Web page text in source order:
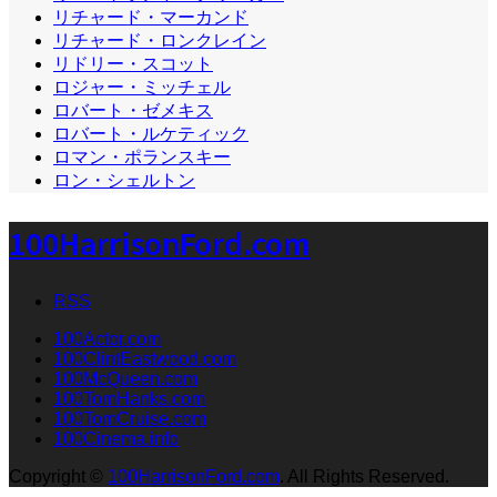
リチャード・マーカンド
リチャード・ロンクレイン
リドリー・スコット
ロジャー・ミッチェル
ロバート・ゼメキス
ロバート・ルケティック
ロマン・ポランスキー
ロン・シェルトン
100HarrisonFord.com
RSS
100Actor.com
100ClintEastwood.com
100McQueen.com
100TomHanks.com
100TomCruise.com
100Cinema.info
Copyright © 100HarrisonFord.com. All Rights Reserved.